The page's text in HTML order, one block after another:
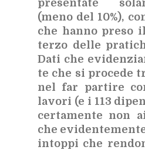
pre­sen­ta­te
(meno del 10%),
che han­no pre­so
ter­zo del­le
Dati che
te che si pro­ce­de
nel far par­ti­re
la­vo­ri (e i 113
cer­ta­men­te non
che
in­top­pi che